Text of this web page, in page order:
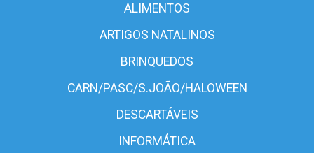
ALIMENTOS
ARTIGOS NATALINOS
BRINQUEDOS
CARN/PASC/S.JOÃO/HALOWEEN
DESCARTÁVEIS
INFORMÁTICA